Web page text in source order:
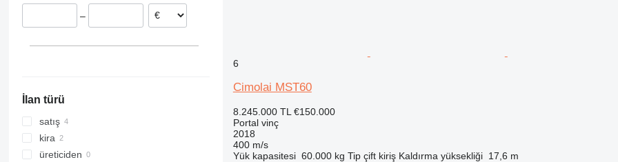
–
İlan türü
satış
kira
üreticiden
6
Cimolai MST60
8.245.000 TL €150.000
Portal vinç
2018
400 m/s
Yük kapasitesi 60.000 kg Tip çift kiriş Kaldırma yüksekliği 17,6 m